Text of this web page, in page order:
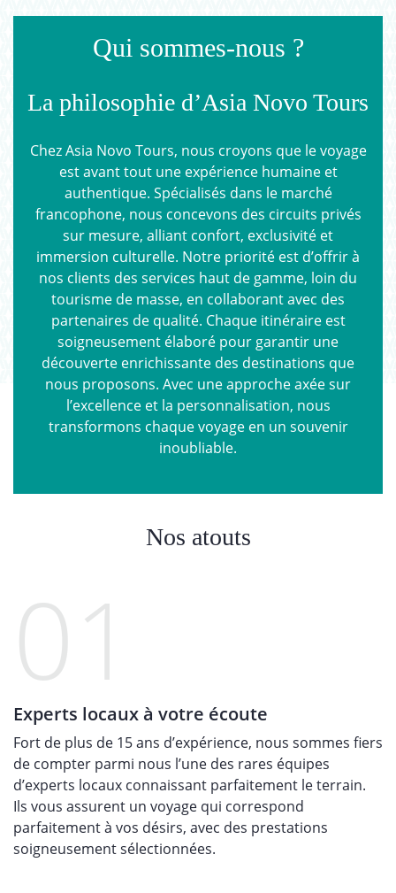
Qui sommes-nous ?
La philosophie d’Asia Novo Tours
Chez Asia Novo Tours, nous croyons que le voyage
est avant tout une expérience humaine et
authentique. Spécialisés dans le marché
francophone, nous concevons des circuits privés
sur mesure, alliant confort, exclusivité et
immersion culturelle. Notre priorité est d’offrir à
nos clients des services haut de gamme, loin du
tourisme de masse, en collaborant avec des
partenaires de qualité. Chaque itinéraire est
soigneusement élaboré pour garantir une
découverte enrichissante des destinations que
nous proposons. Avec une approche axée sur
l’excellence et la personnalisation, nous
transformons chaque voyage en un souvenir
inoubliable.
Nos atouts
01
Experts locaux à votre écoute
Fort de plus de 15 ans d’expérience, nous sommes fiers
de compter parmi nous l’une des rares équipes
d’experts locaux connaissant parfaitement le terrain.
Ils vous assurent un voyage qui correspond
parfaitement à vos désirs, avec des prestations
soigneusement sélectionnées.